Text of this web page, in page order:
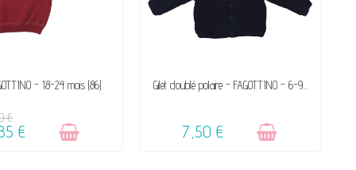
DE SON SUCCÈS
- 18-24 mois (86)
€
€
VENDU, VICTIME DE SON SUCCÈS
Gilet doublé polaire - FAGOTTINO - 6-9...
7,50 €